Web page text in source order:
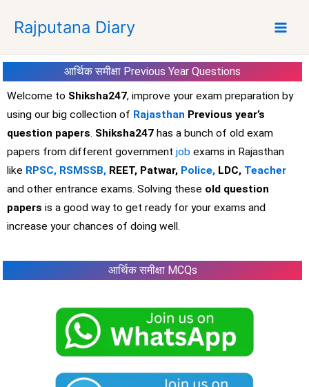
p
Rajputana Diary
आर्थिक समीक्षा Previous Year Questions
Welcome to Shiksha247, improve your exam preparation by
using our big collection of Rajasthan Previous year’s
question papers. Shiksha247 has a bunch of old exam
papers from different government job exams in Rajasthan
like RPSC, RSMSSB, REET, Patwar, Police, LDC, Teacher
and other entrance exams. Solving these old question
papers is a good way to get ready for your exams and
increase your chances of doing well.
आर्थिक समीक्षाMCQs